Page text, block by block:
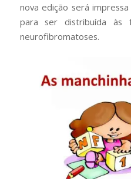
nova edição será
para ser distribuída às
neurofibromatoses.